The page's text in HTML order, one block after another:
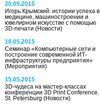
20.05.2015
Игорь Крымский: истории успеха в
медицине, машиностроении и
ювелирном искусстве с помощью
3D-печати (Новости)
18.05.2015
Семинар «Компьютерные сети и
построение современной ИТ-
инфраструктуры предприятия»
(Мероприятия)
15.05.2015
3D-чудеса на мастер-классах
конференции 3D Print Conference.
St. Petersburg (Новости)